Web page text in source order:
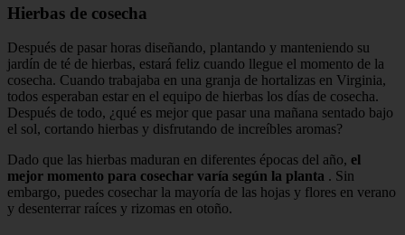
Hierbas de cosecha
Después de pasar horas diseñando, plantando y manteniendo su
jardín de té de hierbas, estará feliz cuando llegue el momento de la
cosecha. Cuando trabajaba en una granja de hortalizas en Virginia,
todos esperaban estar en el equipo de hierbas los días de cosecha.
Después de todo, ¿qué es mejor que pasar una mañana sentado bajo
el sol, cortando hierbas y disfrutando de increíbles aromas?
Dado que las hierbas maduran en diferentes épocas del año, el
mejor momento para cosechar varía según la planta . Sin
embargo, puedes cosechar la mayoría de las hojas y flores en verano
y desenterrar raíces y rizomas en otoño.